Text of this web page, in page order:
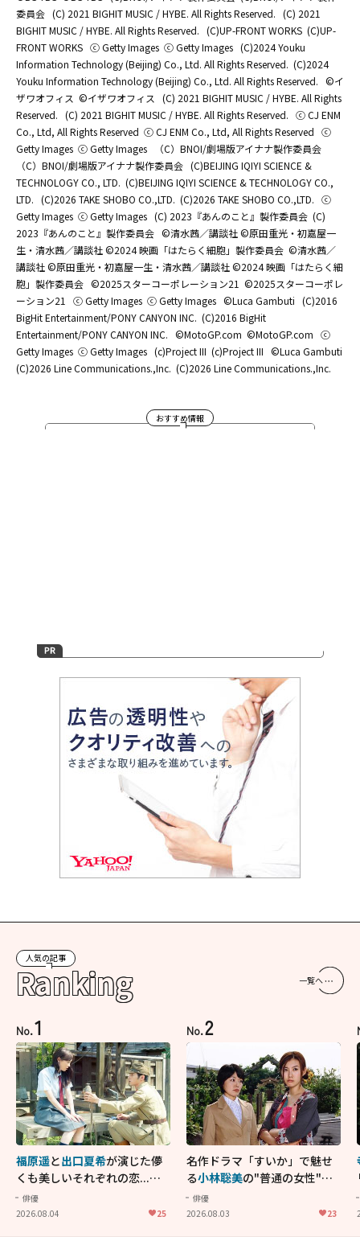
委員会 (C) 2021 BIGHIT MUSIC / HYBE. All Rights Reserved. (C) 2021
BIGHIT MUSIC / HYBE. All Rights Reserved. (C)UP-FRONT WORKS (C)UP-
FRONT WORKS ⓒ Getty Images ⓒ Getty Images (C)2024 Youku
Information Technology (Beijing) Co., Ltd. All Rights Reserved. (C)2024
Youku Information Technology (Beijing) Co., Ltd. All Rights Reserved. ©イ
ザワオフィス ©イザワオフィス
(C) 2021 BIGHIT MUSIC / HYBE. All Rights
Reserved. (C) 2021 BIGHIT MUSIC / HYBE. All Rights Reserved. ⓒ CJ ENM
Co., Ltd, All Rights Reserved ⓒ CJ ENM Co., Ltd, All Rights Reserved ⓒ
Getty Images ⓒ Getty Images
（C）BNOI/劇場版アイナナ製作委員会
（C）BNOI/劇場版アイナナ製作委員会 (C)BEIJING IQIYI SCIENCE &
TECHNOLOGY CO., LTD. (C)BEIJING IQIYI SCIENCE & TECHNOLOGY CO.,
LTD. (C)2026 TAKE SHOBO CO.,LTD. (C)2026 TAKE SHOBO CO.,LTD. ⓒ
Getty Images ⓒ Getty Images (C) 2023『あんのこと』製作委員会 (C)
2023『あんのこと』製作委員会 ©清水茜／講談社 ©原田重光・初嘉屋一
生・清水茜／講談社 ©2024 映画「はたらく細胞」製作委員会 ©清水茜／
講談社 ©原田重光・初嘉屋一生・清水茜／講談社 ©2024 映画「はたらく細
胞」製作委員会 ©2025スターコーポレーション21 ©2025スターコーポレ
ーション21
ⓒ Getty Images ⓒ Getty Images ©Luca Gambuti (C)2016
BigHit Entertainment/PONY CANYON INC. (C)2016 BigHit
Entertainment/PONY CANYON INC. ©MotoGP.com ©MotoGP.com ⓒ
Getty Images ⓒ Getty Images (c)Project III (c)Project III ©Luca Gambuti
(C)2026 Line Communications.,Inc. (C)2026 Line Communications.,Inc.
おすすめ情報
人気の記事
Ranking 一覧へ
No.1
福原遥と出口夏希が演じた儚
くも美しいそれぞれの恋...生
きることの尊さを教えてくれ
た映画「あの花が咲く丘で、
俳優
2026.08.04
25
No.2
名作ドラマ「すいか」で魅せ
る小林聡美の"普通の女性"が
大人に刺さる...映画「かもめ
食堂」にも通じる静かな芝居
俳優
2026.08.03
23